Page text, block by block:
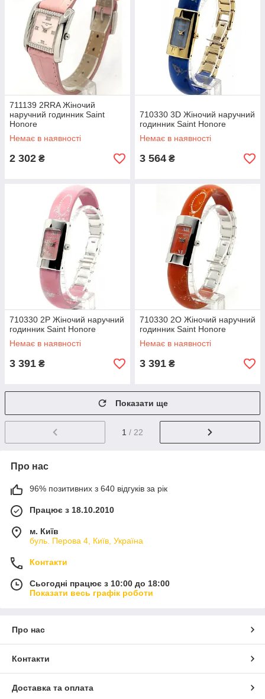
711139 2RRA Жіночий
наручний годинник Saint
Honore
Немає в наявності
2 302 ₴
710330 3D Жіночий наручний
годинник Saint Honore
Немає в наявності
3 564 ₴
710330 2P Жіночий наручний
годинник Saint Honore
Немає в наявності
3 391 ₴
710330 2O Жіночий наручний
годинник Saint Honore
Немає в наявності
3 391 ₴
Показати ще
1 / 22
Про нас
96% позитивних з 640 відгуків за рік
Працює з 18.10.2010
м. Київ
буль. Перова 4, Київ, Україна
Контакти
Сьогодні працює з 10:00 до 18:00
Показати весь графік роботи
Про нас
Контакти
Доставка та оплата